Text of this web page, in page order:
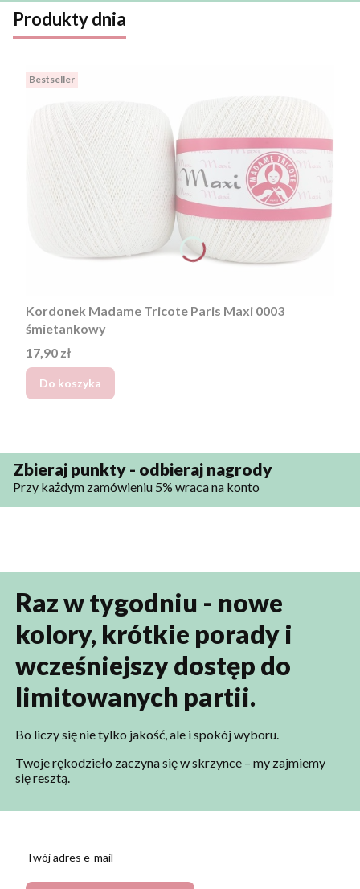
Produkty dnia
Bestseller
Kordonek Madame Tricote Paris Maxi 0003
śmietankowy
Cena
17,90 zł
Do koszyka
Zbieraj punkty - odbieraj nagrody
Przy każdym zamówieniu 5% wraca na konto
Raz w tygodniu - nowe
kolory, krótkie porady i
wcześniejszy dostęp do
limitowanych partii.
Bo liczy się nie tylko jakość, ale i spokój wyboru.
Twoje rękodzieło zaczyna się w skrzynce – my zajmiemy
się resztą.
Twój adres e-mail